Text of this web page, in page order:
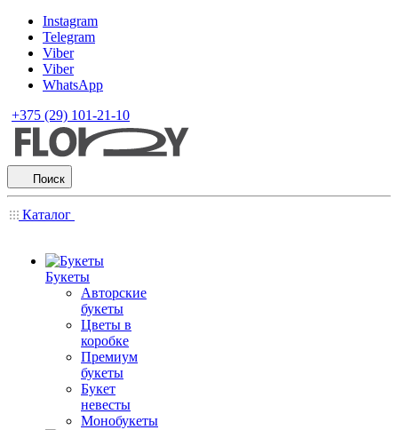
Instagram
Telegram
Viber
Viber
WhatsApp
+375 (29) 101-21-10
Поиск
Каталог
Букеты
Авторские
букеты
Цветы в
коробке
Премиум
букеты
Букет
невесты
Монобукеты